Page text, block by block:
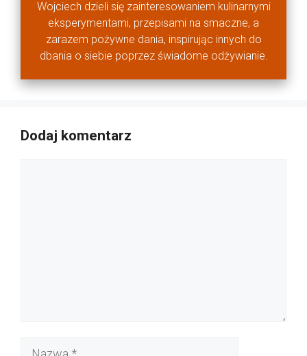
Wojciech dzieli się zainteresowaniem kulinarnymi
eksperymentami, przepisami na smaczne, a
zarazem pożywne dania, inspirując innych do
dbania o siebie poprzez świadome odżywianie.
Dodaj komentarz
Nazwa